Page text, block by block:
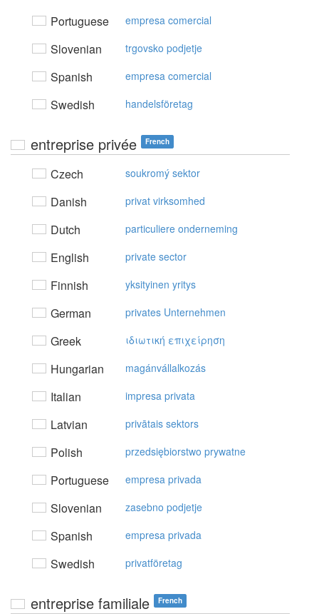
Portuguese
empresa comercial
Slovenian trgovsko podjetje
Spanish empresa comercial
Swedish handelsföretag
entreprise privée French
Czech soukromý sektor
Danish privat virksomhed
Dutch particuliere onderneming
English private sector
Finnish yksityinen yritys
German privates Unternehmen
Greek ιδιωτική επιχείρηση
Hungarian magánvállalkozás
Italian impresa privata
Latvian privātais sektors
Polish przedsiębiorstwo prywatne
Portuguese empresa privada
Slovenian zasebno podjetje
Spanish empresa privada
Swedish privatföretag
entreprise familiale French